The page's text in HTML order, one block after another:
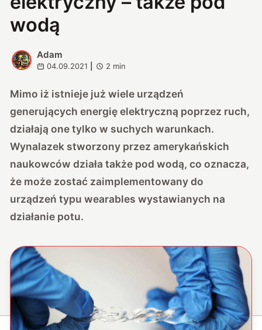
wodą
A
Adam
04.09.2021 2 min
Mimo iż istnieje już wiele urządzeń
generujących energię elektryczną poprzez ruch,
działają one tylko w suchych warunkach.
Wynalazek stworzony przez amerykańskich
naukowców działa także pod wodą, co oznacza,
że może zostać zaimplementowany do
urządzeń typu wearables wystawianych na
działanie potu.